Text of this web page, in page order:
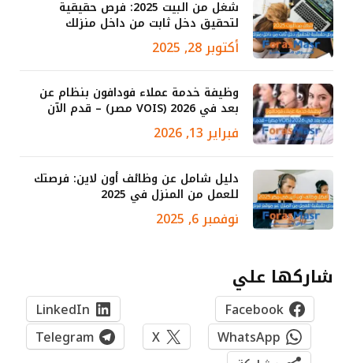
شغل من البيت 2025: فرص حقيقية
لتحقيق دخل ثابت من داخل منزلك
أكتوبر 28, 2025
وظيفة خدمة عملاء فودافون بنظام عن
بعد في 2026 (VOIS مصر) – قدم الآن
فبراير 13, 2026
دليل شامل عن وظائف أون لاين: فرصتك
للعمل من المنزل في 2025
نوفمبر 6, 2025
شاركها علي
Facebook
LinkedIn
WhatsApp
X
Telegram